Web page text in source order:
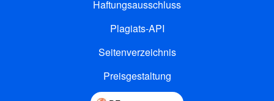
Haftungsausschluss
Plagiats-API
Seitenverzeichnis
Preisgestaltung